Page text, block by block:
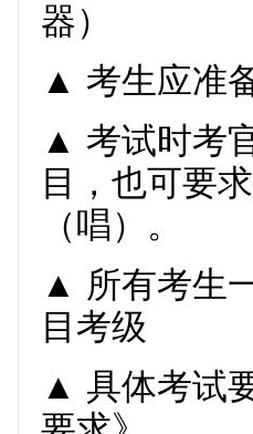
器）
▲ 考生应准
▲ 考试时考
目，也可要
（唱）。
▲ 所有考生
目考级
▲ 具体考试